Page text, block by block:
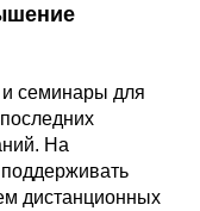
и семинары для
На
дистанционных